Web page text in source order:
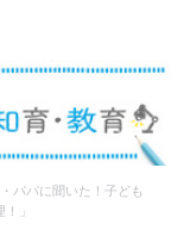
パパに聞いた！子ども
」